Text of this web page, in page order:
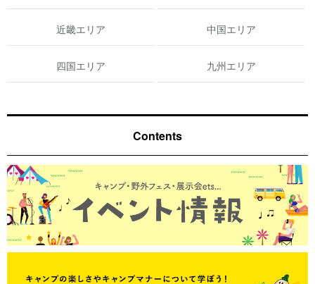
近畿エリア 中国エリア
四国エリア 九州エリア
Contents